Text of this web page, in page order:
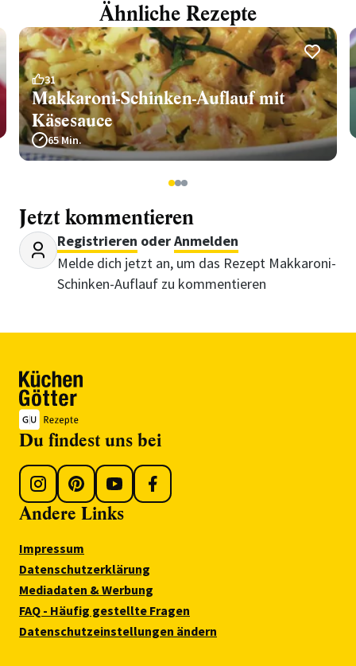
Ähnliche Rezepte
31
Makkaroni-Schinken-Auflauf mit
Käsesauce
65 Min.
123
Jetzt kommentieren
Registrieren oderAnmelden
Melde dich jetzt an, um das Rezept Makkaroni-
Schinken-Auflauf zu kommentieren
Du findest uns bei
Andere Links
Impressum
Datenschutzerklärung
Mediadaten & Werbung
FAQ - Häufig gestellte Fragen
Datenschutzeinstellungen ändern